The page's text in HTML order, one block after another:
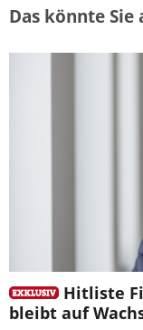
Das könnte
Hitliste
bleibt auf